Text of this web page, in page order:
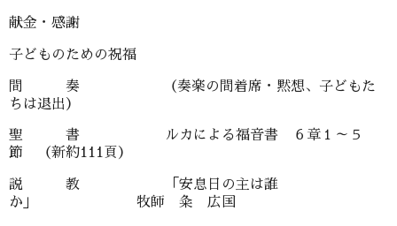
献金・感謝
子どものための祝福
間 奏 （奏楽の間着席・黙想、子どもた
ちは退出）
聖 書 ルカによる福音書 ６章１～５
節 （新約111頁）
説 教 「安息日の主は誰
か」 牧師 粂 広国